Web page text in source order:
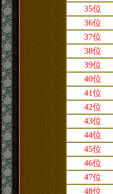
35位
36位
37位
38位
39位
40位
41位
42位
43位
44位
45位
46位
47位
48位